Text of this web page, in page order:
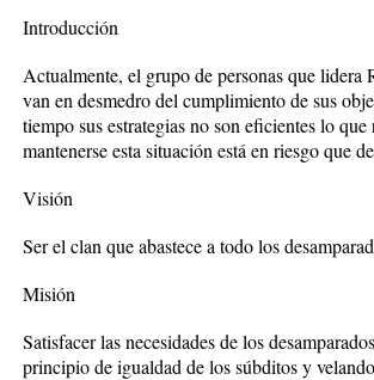
Introducción
Actualmente, el grupo de personas que lidera
van en desmedro del cumplimiento de sus
tiempo sus estrategias no son eficientes lo
mantenerse esta situación está en riesgo que
Visión
Ser el clan que abastece a todo los
Misión
Satisfacer las necesidades de los
principio de igualdad de los súbditos y